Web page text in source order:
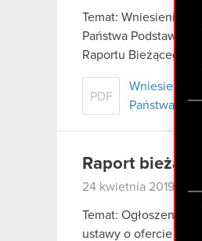
Temat: Wniesienie
Państwa Podstawa
Raportu Bieżącego
PDF
Wniesienie
Państwa
Raport
24 kwietnia 2019
Temat: Ogłoszenie o
ustawy o ofercie –